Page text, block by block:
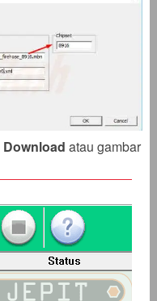
Download atau gambar